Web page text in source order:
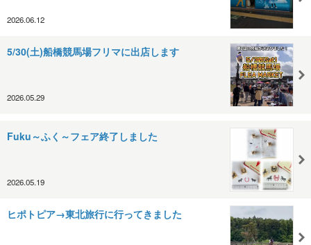
2026.06.12
5/30(土)船橋競馬場フリマに出店します
2026.05.29
Fuku～ふく～フェア終了しました
2026.05.19
ヒポトピア→東北旅行に行ってきました